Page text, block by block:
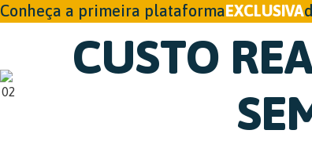
Conheça a primeira plataformaEXCLUSIVA
CUSTO